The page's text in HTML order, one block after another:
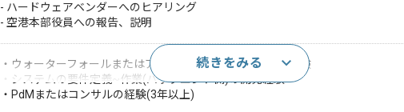
- ハードウェアベンダーへのヒアリング
- 空港本部役員への報告、説明
・ウォーターフォールまたはアジャイル開発プロジェクト経験
・システムの要件定義~作業(バックエンド側)の開発経験
・PdMまたはコンサルの経験(3年以上)
続きをみる